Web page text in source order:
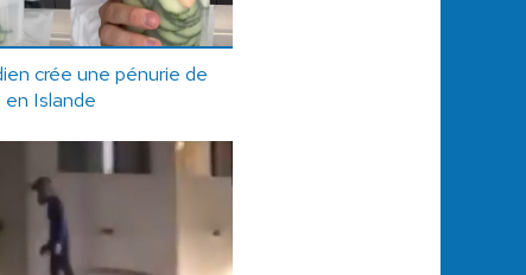
crée une pénurie de
Islande